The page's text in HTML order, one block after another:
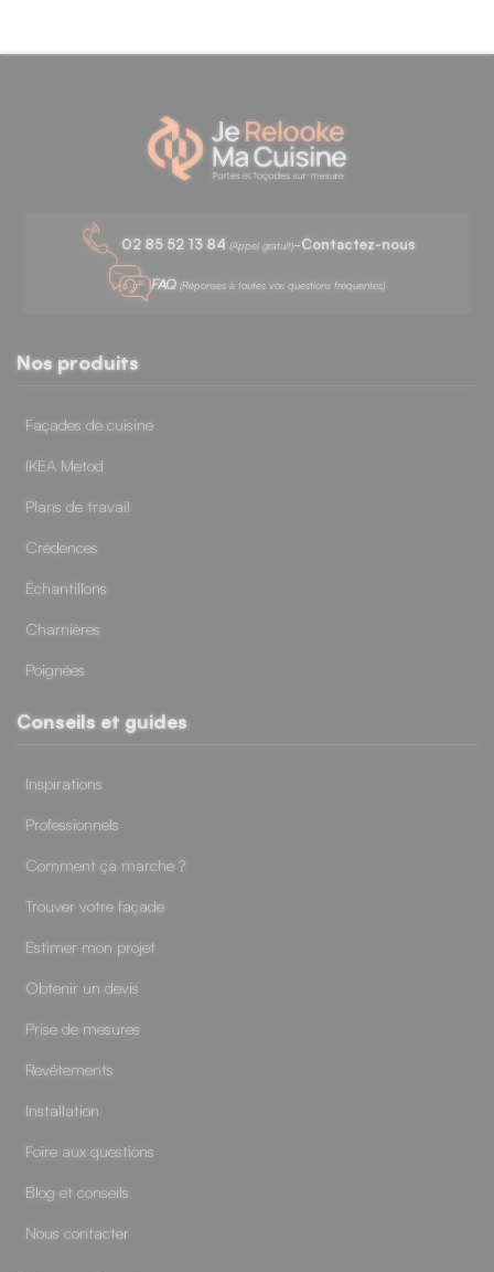
02 85 52 13 84 (Appel gratuit)-Contactez-nous
FAQ (Réponses à toutes vos questions fréquentes)
Nos produits
Façades de cuisine
IKEA Metod
Plans de travail
Crédences
Échantillons
Charnières
Poignées
Conseils et guides
Inspirations
Professionnels
Comment ça marche ?
Trouver votre façade
Estimer mon projet
Obtenir un devis
Prise de mesures
Revêtements
Installation
Foire aux questions
Blog et conseils
Nous contacter